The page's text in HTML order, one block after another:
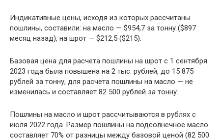
Индикативные цены, исходя из которых рассчитаны
пошлины, составили: на масло — $954,7 за тонну ($897
месяц назад), на шрот — $212,5 ($215).
Базовая цена для расчета пошлины на шрот с 1 сентября
2023 года была повышена на 2 тыс. рублей, до 15 875
рублей за тонну, для расчета пошлины на масло — не
изменилась и составляет 82 500 рублей за тонну.
Пошлины на масло и шрот рассчитываются в рублях с
июля 2022 года. Размер пошлины на подсолнечное масло
составляет 70% от разницы между базовой ценой (82 500